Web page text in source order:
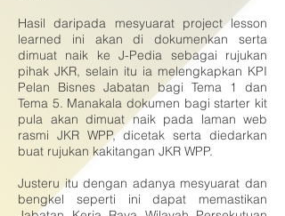
Hasil daripada mesyuarat project lesson
learned ini akan di dokumenkan serta
dimuat naik ke J-Pedia sebagai rujukan
pihak JKR, selain itu ia melengkapkan KPI
Pelan Bisnes Jabatan bagi Tema 1 dan
Tema 5. Manakala dokumen bagi starter kit
pula akan dimuat naik pada laman web
rasmi JKR WPP, dicetak serta diedarkan
buat rujukan kakitangan JKR WPP.
Justeru itu dengan adanya mesyuarat dan
bengkel seperti ini dapat memastikan